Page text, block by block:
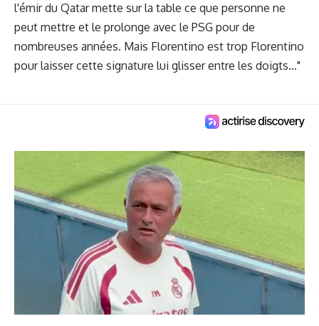
l'émir du Qatar mette sur la table ce que personne ne
peut mettre et le prolonge avec le PSG pour de
nombreuses années. Mais Florentino est trop Florentino
pour laisser cette signature lui glisser entre les doigts…"